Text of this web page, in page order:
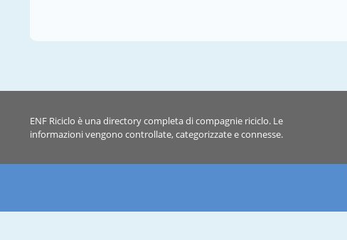
ENF Riciclo è una directory completa di compagnie riciclo. Le
informazioni vengono controllate, categorizzate e connesse.